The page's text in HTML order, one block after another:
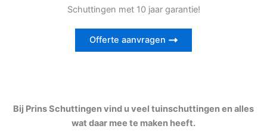
Schuttingen met 10 jaar garantie!
Offerte aanvragen
Bij Prins Schuttingen vind u veel tuinschuttingen en alles
wat daar mee te maken heeft.